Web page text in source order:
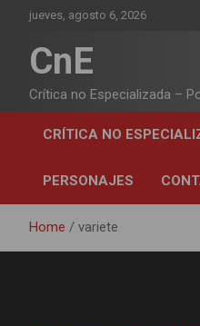
content
jueves, agosto 6, 2026
CnE
Crítica no Especializada –
CRÍTICA NO
PERSONAJES
Home variete